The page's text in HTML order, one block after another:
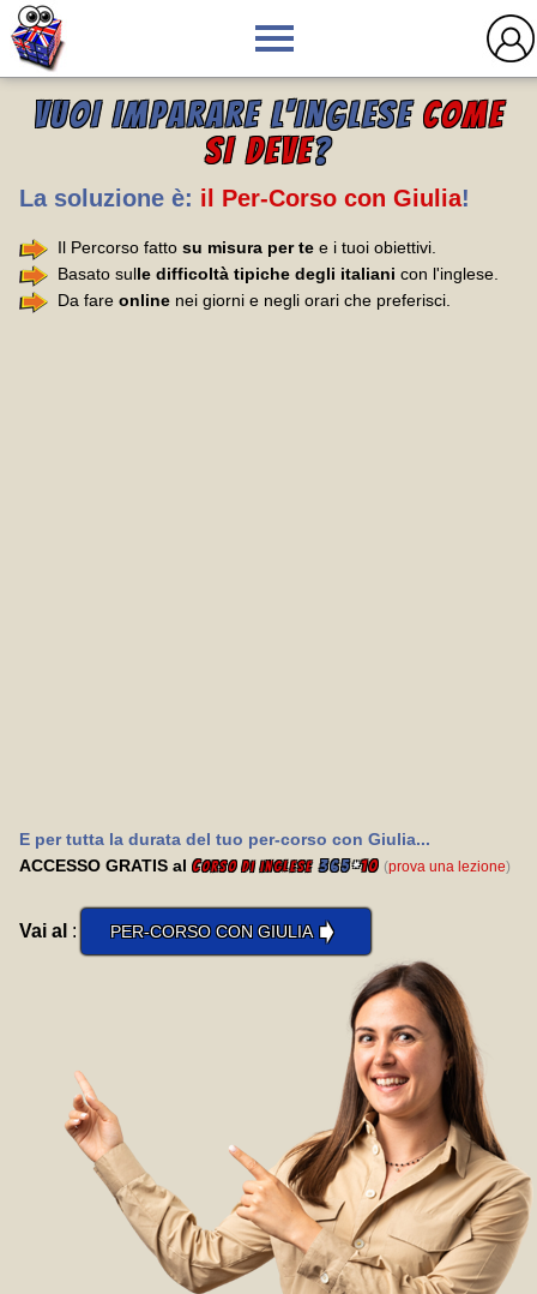
VUOI IMPARARE L'INGLESE COME
SI DEVE?
La soluzione è: il Per-Corso con Giulia!
Il Percorso fatto su misura per te e i tuoi obiettivi.
Basato sulle difficoltà tipiche degli italiani con l'inglese.
Da fare online nei giorni e negli orari che preferisci.
E per tutta la durata del tuo per-corso con Giulia...
ACCESSO GRATIS al Corso di inglese 365*10 (prova una lezione)
Vai al : PER-CORSO CON GIULIA➧